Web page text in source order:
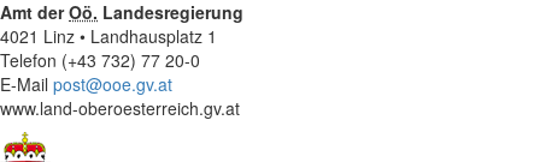
Amt derOö. Landesregierung
4021 Linz • Landhausplatz 1
Telefon (+43 732) 77 20-0
E-Mail post@ooe.gv.at
www.land-oberoesterreich.gv.at